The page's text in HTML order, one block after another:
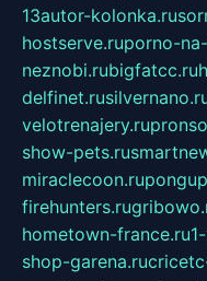
13autor-kolonka.ru
hostserve.ruporno-
neznobi.rubigfatcc.ru
delfinet.ru
velotrenajery.ru
show-pets.ru
miraclecoon.ru
firehunters.ru
hometown-france.ru
shop-garena.ru